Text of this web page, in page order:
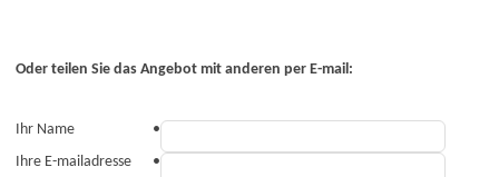
Oder teilen Sie das Angebot mit anderen per E-mail:
Ihr Name
•
Ihre E-mailadresse
•